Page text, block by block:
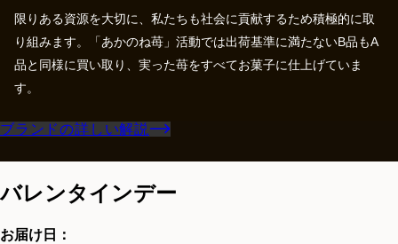
限りある資源を大切に、私たちも社会に貢献するため積極的に取
り組みます。「あかのね苺」活動では出荷基準に満たないB品もA
品と同様に買い取り、実った苺をすべてお菓子に仕上げていま
す。
ブランドの詳しい解説
バレンタインデー
お届け日：